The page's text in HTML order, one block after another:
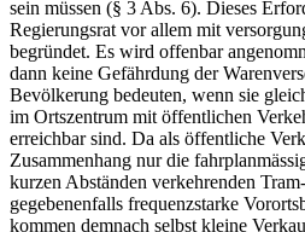
sein müssen (§ 3 Abs. 6). Dieses
Regierungsrat vor allem mit
begründet. Es wird offenbar
dann keine Gefährdung der
Bevölkerung bedeuten, wenn sie
im Ortszentrum mit öffentlichen
erreichbar sind. Da als öffentliche
Zusammenhang nur die
kurzen Abständen verkehrenden
gegebenenfalls frequenzstarke
kommen demnach selbst kleine